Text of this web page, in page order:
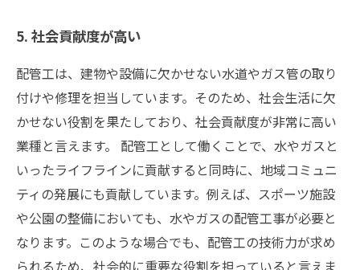
5. 社会貢献度が高い
配管工は、建物や設備に欠かせない水道やガス管の取り
付けや修理を担当しています。そのため、社会生活に欠
かせない役割を果たしており、社会貢献度が非常に高い
業種と言えます。 配管工として働くことで、水やガスと
いったライフラインに貢献すると同時に、地域コミュニ
ティの発展にも貢献しています。例えば、スポーツ施設
や公園の整備においても、水やガスの配管工事が必要と
なります。このような場合でも、配管工の技術力が求め
られるため、社会的に重要な役割を担っていると言えま